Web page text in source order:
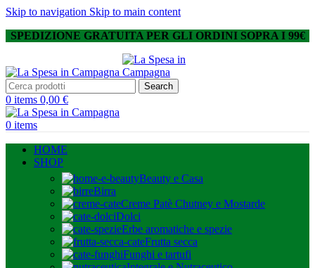
Skip to navigation Skip to main content
SPEDIZIONE GRATUITA PER GLI ORDINI SOPRA I 99€
Search
0 items 0,00 €
0 items
HOME
SHOP
Beauty e Casa
Birra
Creme Patè Chutney e Mostarde
Dolci
Erbe aromatiche e spezie
Frutta secca
Funghi e tartufi